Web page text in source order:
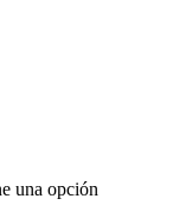
una opción